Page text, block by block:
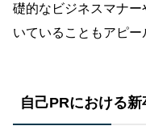
礎的なビジネスマナ
いていることもアピー
自己PRにおける